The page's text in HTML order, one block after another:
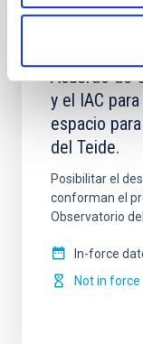
Acuerdo de
y el IAC
espacio
del Teide.
Posibilitar el
conforman el
Observatorio
In-force
Not in force